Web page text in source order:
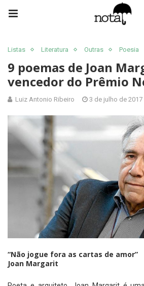
Listas Literatura Outras Poesia
9 poemas de Joan
vencedor do Prêmio
Luiz Antonio Ribeiro 3 de julho de 2017
“Não jogue fora as cartas de amor”
Joan Margarit